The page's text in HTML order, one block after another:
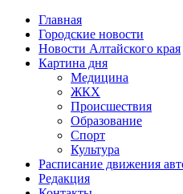
Главная
Городские новости
Новости Алтайского края
Картина дня
Медицина
ЖКХ
Происшествия
Образование
Спорт
Культура
Расписание движения
Редакция